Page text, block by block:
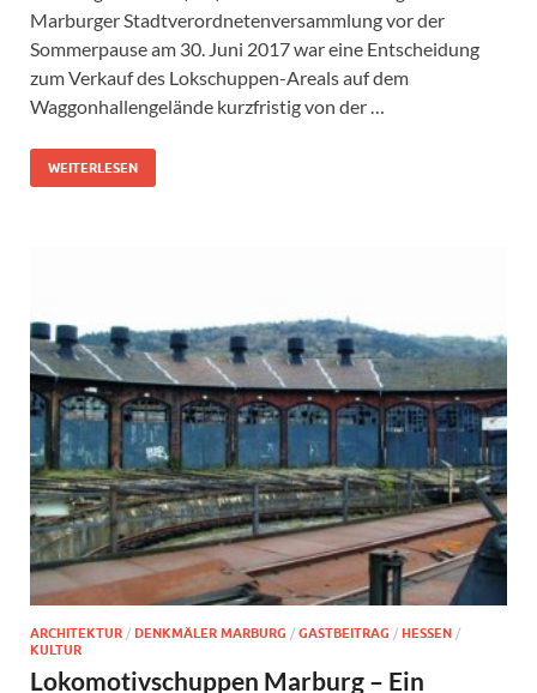
Marburger Stadtverordnetenversammlung vor der
Sommerpause am 30. Juni 2017 war eine Entscheidung
zum Verkauf des Lokschuppen-Areals auf dem
Waggonhallengelände kurzfristig von der …
WEITERLESEN
ARCHITEKTUR / DENKMÄLER MARBURG / GASTBEITRAG / HESSEN /
KULTUR
Lokomotivschuppen Marburg – Ein